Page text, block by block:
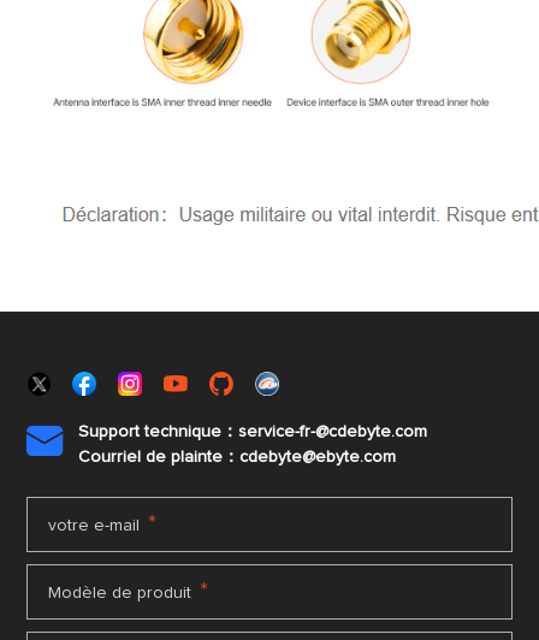

Support technique：service-fr-@cdebyte.com
Courriel de plainte：cdebyte@ebyte.com
votre e-mail *
Modèle de produit *